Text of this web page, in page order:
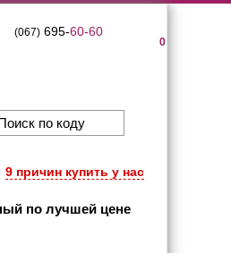
0
(067)695-60-60
9 причин купить у нас
по лучшей цене